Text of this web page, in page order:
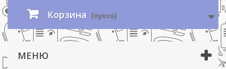
Корзина (пусто)
МЕНЮ